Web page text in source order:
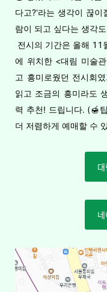
다고?'라는 생각이 끊
람이 되고 싶다는 생각
전시의 기간은 올해
에 위치한 <대림 미술
고 흥미로웠던 전시회
읽고 조금의 흥미라도
력 추천! 드립니다. (🍯
더 저렴하게 예매할 수